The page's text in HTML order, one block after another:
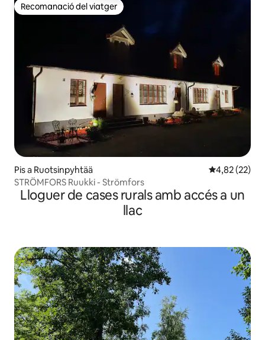
Recomanació del viatger
Recomanació del viatger
Pis a Ruotsinpyhtää 4,82 de
4,82 (22)
STRÖMFORS Ruukki - Strömfors
Lloguer de cases rurals amb accés a un
llac